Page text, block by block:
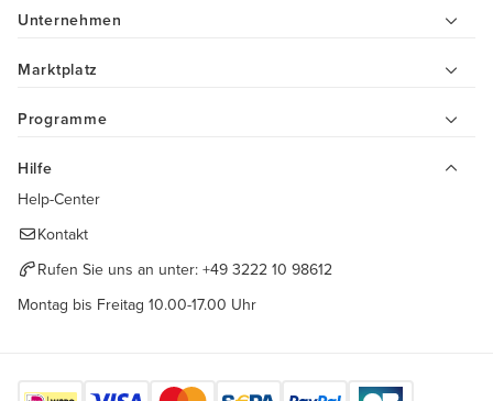
Unternehmen
Marktplatz
Programme
Hilfe
Help-Center
Kontakt
Rufen Sie uns an unter: +49 3222 10 98612
Montag bis Freitag 10.00-17.00 Uhr